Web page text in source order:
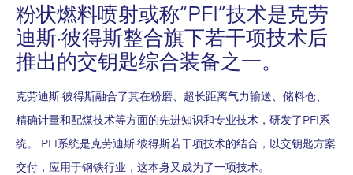
粉状燃料喷射或称“PFI”技术是克劳
迪斯·彼得斯整合旗下若干项技术后
推出的交钥匙综合装备之一。
克劳迪斯·彼得斯融合了其在粉磨、超长距离气力输送、储料仓、
精确计量和配煤技术等方面的先进知识和专业技术，研发了PFI系
统。 PFI系统是克劳迪斯·彼得斯若干项技术的结合，以交钥匙方案
交付，应用于钢铁行业，这本身又成为了一项技术。